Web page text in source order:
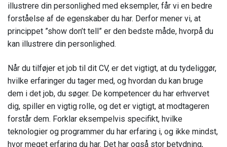
illustrere din personlighed med eksempler, får vi en bedre
forståelse af de egenskaber du har. Derfor mener vi, at
princippet ”show don’t tell” er den bedste måde, hvorpå du
kan illustrere din personlighed.
Når du tilføjer et job til dit CV, er det vigtigt, at du tydeliggør,
hvilke erfaringer du tager med, og hvordan du kan bruge
dem i det job, du søger. De kompetencer du har erhvervet
dig, spiller en vigtig rolle, og det er vigtigt, at modtageren
forstår dem. Forklar eksempelvis specifikt, hvilke
teknologier og programmer du har erfaring i, og ikke mindst,
hvor meget erfaring du har. Det har også stor betydning,